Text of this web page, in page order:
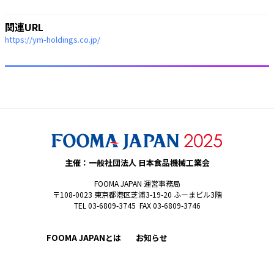
関連URL
https://ym-holdings.co.jp/
主催：一般社団法人 日本食品機械工業会
FOOMA JAPAN 運営事務局
〒108-0023 東京都港区芝浦3-19-20 ふーまビル3階
TEL 03-6809-3745 FAX 03-6809-3746
FOOMA JAPANとは
お知らせ